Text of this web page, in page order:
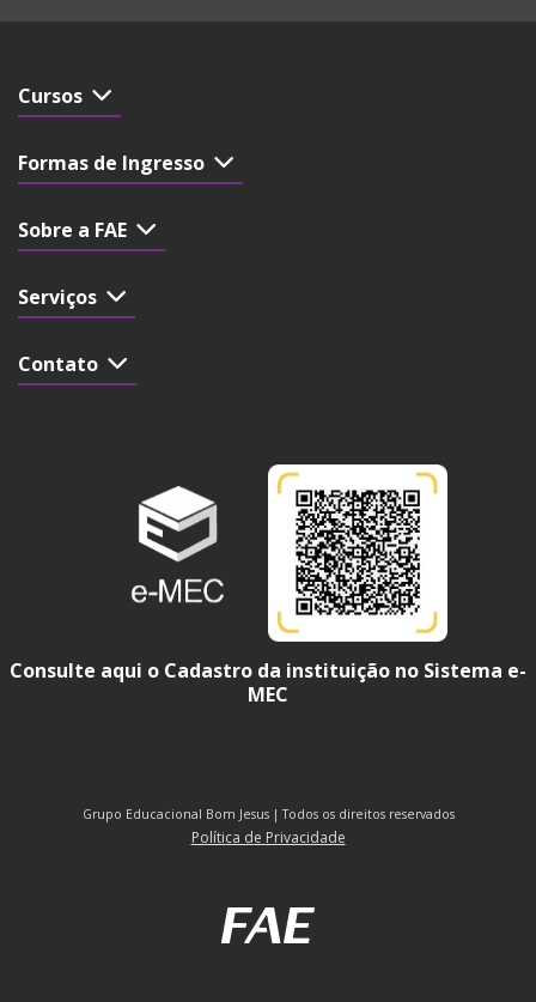
Cursos
Formas de Ingresso
Sobre a FAE
Serviços
Contato
Consulte aqui o Cadastro da instituição no Sistema e-
MEC
Grupo Educacional Bom Jesus | Todos os direitos reservados
Política de Privacidade